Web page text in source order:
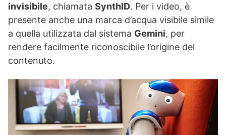
invisibile, chiamata SynthID. Per i video, è
presente anche una marca d’acqua visibile simile
a quella utilizzata dal sistema Gemini, per
rendere facilmente riconoscibile l’origine del
contenuto.